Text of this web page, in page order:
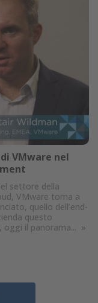
VMware nel
settore della
VMware torna a
quello dell’end-
questo
il panorama... »